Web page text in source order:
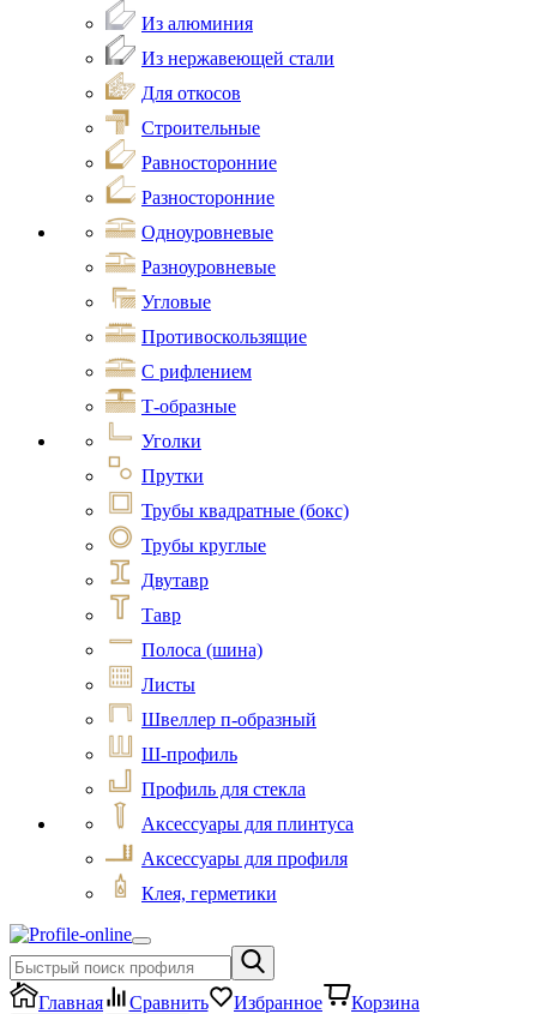
Из алюминия
Из нержавеющей стали
Для откосов
Строительные
Равносторонние
Разносторонние
Одноуровневые
Разноуровневые
Угловые
Противоскользящие
С рифлением
Т-образные
Уголки
Прутки
Трубы квадратные (бокс)
Трубы круглые
Двутавр
Тавр
Полоса (шина)
Листы
Швеллер п-образный
Ш-профиль
Профиль для стекла
Аксессуары для плинтуса
Аксессуары для профиля
Клея, герметики
Главная Сравнить Избранное Корзина